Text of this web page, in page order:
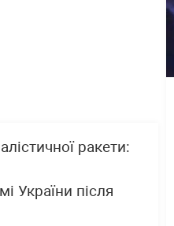
ракети:
України після